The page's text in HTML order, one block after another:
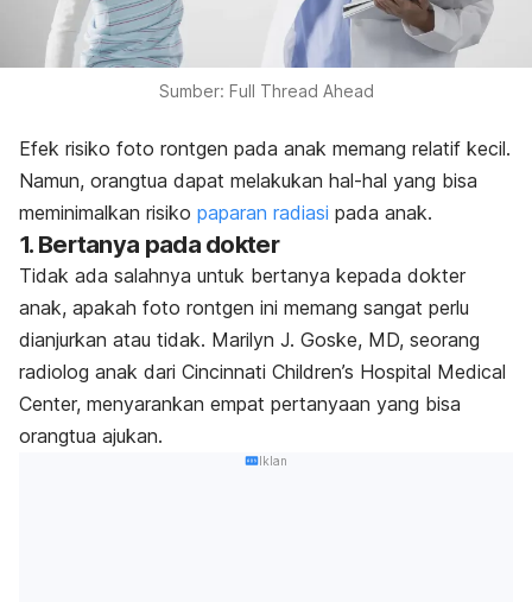
Sumber: Full Thread Ahead
Efek risiko foto rontgen pada anak memang relatif kecil.
Namun, orangtua dapat melakukan hal-hal yang bisa
meminimalkan risiko paparan radiasi pada anak.
1. Bertanya pada dokter
Tidak ada salahnya untuk bertanya kepada dokter
anak, apakah foto rontgen ini memang sangat perlu
dianjurkan atau tidak. Marilyn J. Goske, MD, seorang
radiolog anak dari Cincinnati Children’s Hospital Medical
Center, menyarankan empat pertanyaan yang bisa
orangtua ajukan.
Iklan